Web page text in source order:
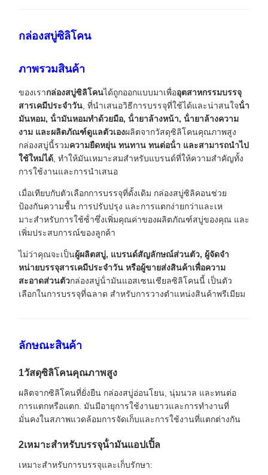
กล่องสบู่ซิลิโคน
ภาพรวมสินค้า
ของเรากล่องสบู่ซิลิโคนได้ถูกออกแบบมาเพื่ออุตสาหกรรมบรรจุ
สารเคมีประจําวัน , ที่นําเสนอวิธีการบรรจุที่ใช้ได้และน่าสนใจน้ํา
มันหอม, น้ํามันหอมทําด้วยมือ, น้ํายาล้างหน้า, น้ํายาล้างความ
งาม และผลิตภัณฑ์ดูแลตัวเองผลิตจากวัสดุซิลิโคนคุณภาพสูง
กล่องสบู่นี้รวมความยืดหยุ่น ทนทาน ทนต่อน้ํา และสามารถนําไป
ใช้ใหม่ได้ , ทําให้มันเหมาะสมสําหรับแบรนด์ที่ให้ความสําคัญทั้ง
การใช้งานและการนําเสนอ
เมื่อเทียบกับตัวเลือกการบรรจุที่ดั้งเดิม กล่องสบู่ซิลิคอนช่วย
ป้องกันความชื้น การปรับปรุง และการแตกง่ายกว่าและเห
มาะสําหรับการใช้ซ้ําซึ่งเพิ่มคุณค่าของผลิตภัณฑ์สบู่ของคุณ และ
เพิ่มประสบการณ์ของลูกค้า
ไม่ว่าคุณจะเป็นผู้ผลิตสบู่, แบรนด์สัญลักษณ์ส่วนตัว, ผู้จัดจํา
หน่ายบรรจุสารเคมีประจําวัน หรือผู้ขายส่งสินค้าเพื่อความ
สะอาดส่วนตัวกล่องสบู่น้ํามันแอสเซนเชียลซิลิโคนนี้ เป็นตัว
เลือกในการบรรจุที่ฉลาด สําหรับการวางตําแหน่งสินค้าพรีเมียม
ลักษณะสินค้า
1วัสดุซิลิโคนคุณภาพสูง
ผลิตจากซิลิโคนที่ยั่งยืน กล่องสบู่อ่อนโยน, นุ่มนวล และทนต่อ
การแตกหรือแตก. มันมีอายุการใช้งานยาวและการทํางานที่
มั่นคงในสภาพแวดล้อมการจัดเก็บและการใช้งานที่แตกต่างกัน
2เหมาะสําหรับบรรจุน้ํามันแอปเปิ้ล
เหมาะสําหรับการบรรจุและเก็บรักษา: